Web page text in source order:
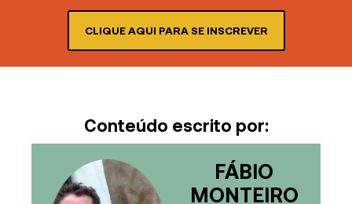
CLIQUE AQUI PARA SE INSCREVER
Conteúdo escrito por:
FÁBIO
MONTEIRO